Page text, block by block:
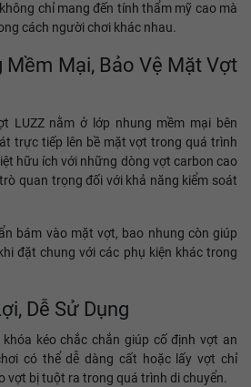
chỉ mang đến tính thẩm mỹ cao mà
cách người chơi khác nhau.
Mềm Mại, Bảo Vệ Mặt Vợt
LUZZ nằm ở lớp nhung mềm mại bên
trực tiếp lên bề mặt vợt trong quá trình
hữu ích với những dòng vợt carbon cao
quan trọng đối với khả năng kiểm soát
bám vào mặt vợt, bao nhung còn giúp
đặt chung với các phụ kiện khác trong
Dễ Sử Dụng
kéo chắc chắn giúp cố định vợt an
có thể dễ dàng cất hoặc lấy vợt chỉ
vợt bị tuột ra trong quá trình di chuyển.